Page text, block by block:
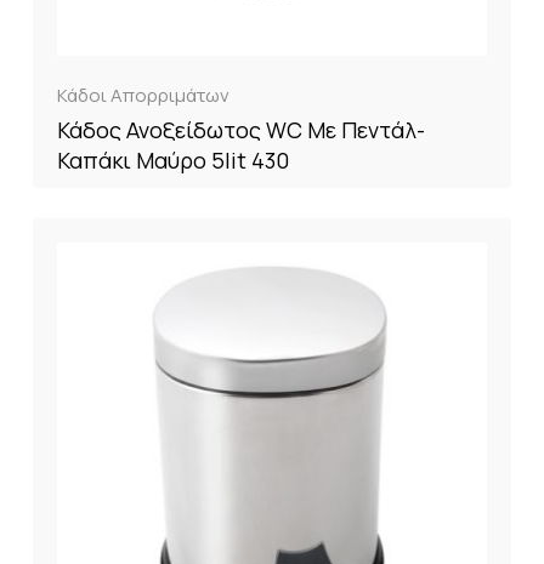
Κάδοι Απορριμάτων
Κάδος Ανοξείδωτος WC Με Πεντάλ-
Καπάκι Μαύρο 5lit 430